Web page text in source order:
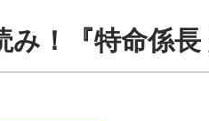
み！『特命係